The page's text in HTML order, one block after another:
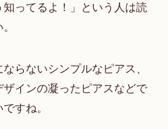
ってるよ！」という人は読
らないシンプルなピアス、
インの凝ったピアスなどで
すね。